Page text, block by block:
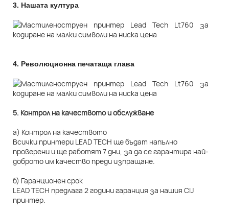
3. Нашата култура
4. Революционна печатаща глава
5. Контрол на качеството и обслужване
а) Контрол на качеството
Всички принтери LEAD TECH ще бъдат напълно
проверени и ще работят 7 дни, за да се гарантира най-
доброто им качество преди изпращане.
б) Гаранционен срок
LEAD TECH предлага 2 години гаранция за нашия CIJ
принтер.